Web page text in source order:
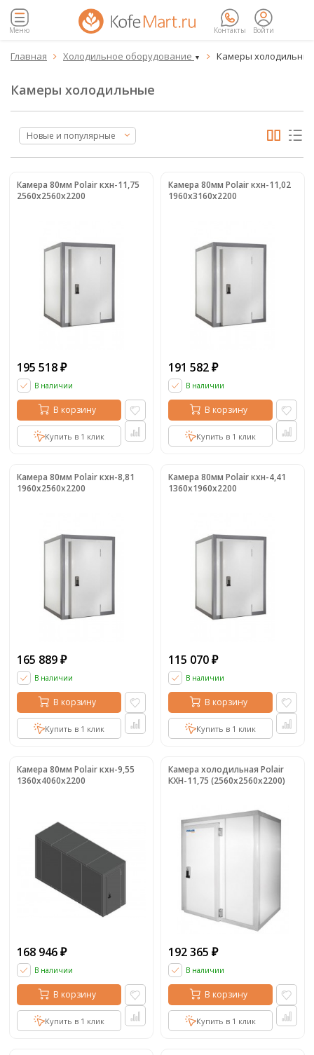
Меню Контакты Войти
Главная  Холодильное оборудование ▼  Камеры
Камеры холодильные
Новые и популярные
Камера 80мм Polair кхн-11,75
2560х2560х2200
195 518 ₽
В наличии
В корзину
Купить в 1 клик
Камера 80мм Polair кхн-11,02
1960х3160х2200
191 582 ₽
В наличии
В корзину
Купить в 1 клик
Камера 80мм Polair кхн-8,81
1960х2560х2200
165 889 ₽
В наличии
В корзину
Купить в 1 клик
Камера 80мм Polair кхн-4,41
1360х1960х2200
115 070 ₽
В наличии
В корзину
Купить в 1 клик
Камера 80мм Polair кхн-9,55
1360х4060х2200
168 946 ₽
В наличии
В корзину
Купить в 1 клик
Камера холодильная Polair
КХН-11,75 (2560х2560х2200)
192 365 ₽
В наличии
В корзину
Купить в 1 клик